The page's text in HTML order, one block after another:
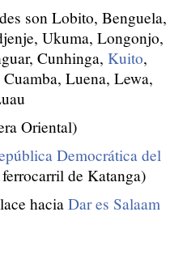
son Lobito, Benguela,
Ukuma, Longonjo,
Cunhinga, Kuito,
Luena, Lewa,
Oriental)
Democrática del
de Katanga)
haciaDar es Salaam